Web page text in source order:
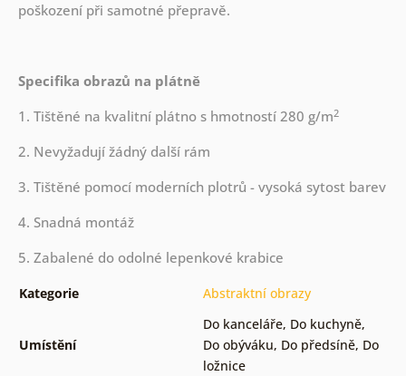
poškození při samotné přepravě.
Specifika obrazů na plátně
1. Tištěné na kvalitní plátno s hmotností 280 g/m2
2. Nevyžadují žádný další rám
3. Tištěné pomocí moderních plotrů - vysoká sytost barev
4. Snadná montáž
5. Zabalené do odolné lepenkové krabice
Kategorie Abstraktní obrazy
Umístění
Do kanceláře, Do kuchyně,
Do obýváku, Do předsíně, Do
ložnice